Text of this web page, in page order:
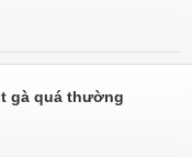
gà quá thường